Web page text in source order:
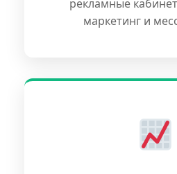
рекламные
маркетинг и